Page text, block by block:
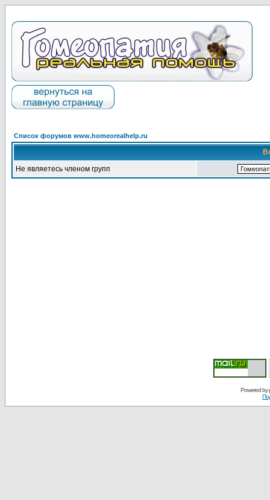
Список форумов www.homeorealhelp.ru
Не являетесь членом групп
Powered by